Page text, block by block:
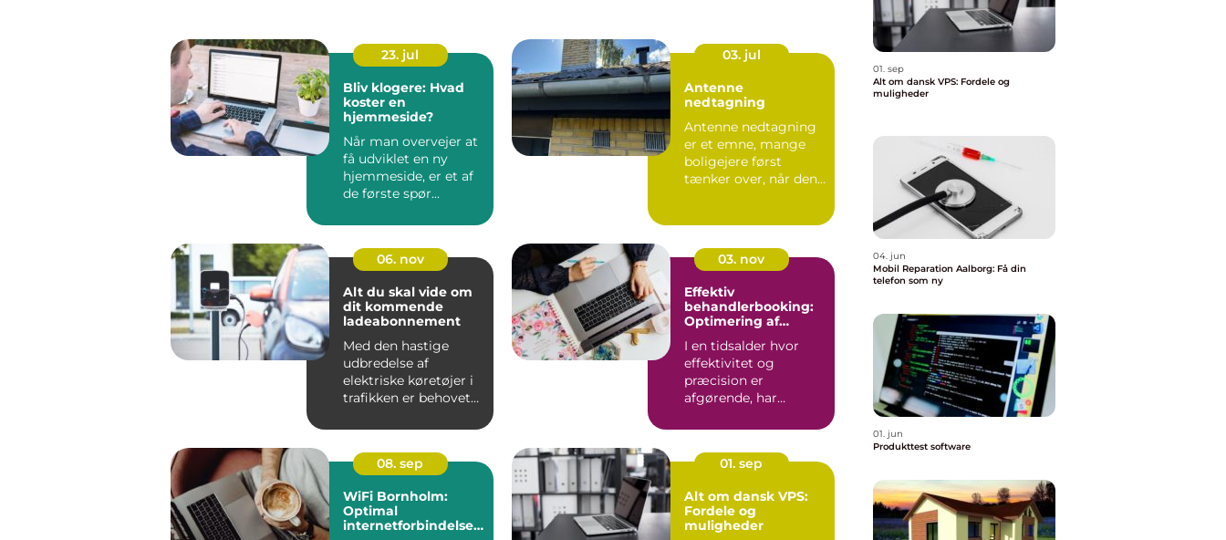
23. jul
Bliv klogere: Hvad
koster en
hjemmeside?
Når man overvejer at
få udviklet en ny
hjemmeside, er et af
de første spør...
03. jul
Antenne
nedtagning
Antenne nedtagning
er et emne, mange
boligejere først
tænker over, når den
06. nov
Alt du skal vide om
dit kommende
ladeabonnement
Med den hastige
udbredelse af
elektriske køretøjer i
trafikken er behovet
03. nov
Effektiv
behandlerbooking:
Optimering af
I en tidsalder hvor
effektivitet og
præcision er
afgørende, har
taget ...
08. sep
WiFi Bornholm:
Optimal
internetforbindelse
01. sep
Alt om dansk VPS:
Fordele og
muligheder
01. sep
Alt om dansk VPS: Fordele og
muligheder
04. jun
Mobil Reparation Aalborg: Få din
telefon som ny
01. jun
Produkttest software